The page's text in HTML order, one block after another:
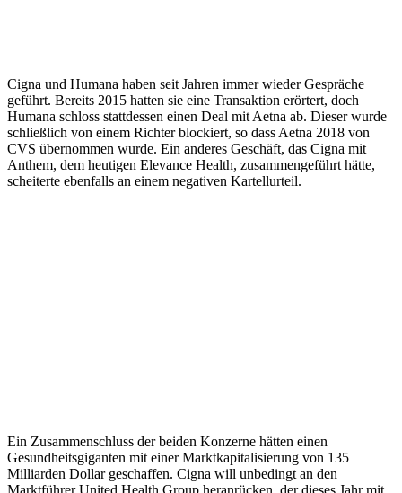
Cigna und Humana haben seit Jahren immer wieder Gespräche
geführt. Bereits 2015 hatten sie eine Transaktion erörtert, doch
Humana schloss stattdessen einen Deal mit Aetna ab. Dieser wurde
schließlich von einem Richter blockiert, so dass Aetna 2018 von
CVS übernommen wurde. Ein anderes Geschäft, das Cigna mit
Anthem, dem heutigen Elevance Health, zusammengeführt hätte,
scheiterte ebenfalls an einem negativen Kartellurteil.
Ein Zusammenschluss der beiden Konzerne hätten einen
Gesundheitsgiganten mit einer Marktkapitalisierung von 135
Milliarden Dollar geschaffen. Cigna will unbedingt an den